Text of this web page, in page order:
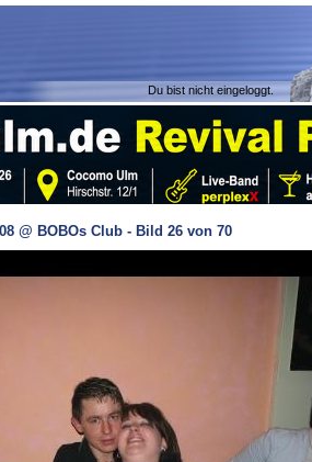
Du bist nicht eingeloggt.
@ BOBOs Club - Bild 26 von 70